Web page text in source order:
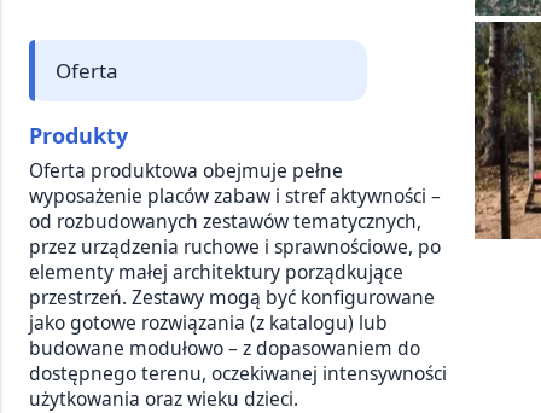
Oferta
Produkty
Oferta produktowa obejmuje pełne
wyposażenie placów zabaw i stref aktywności –
od rozbudowanych zestawów tematycznych,
przez urządzenia ruchowe i sprawnościowe, po
elementy małej architektury porządkujące
przestrzeń. Zestawy mogą być konfigurowane
jako gotowe rozwiązania (z katalogu) lub
budowane modułowo – z dopasowaniem do
dostępnego terenu, oczekiwanej intensywności
użytkowania oraz wieku dzieci.